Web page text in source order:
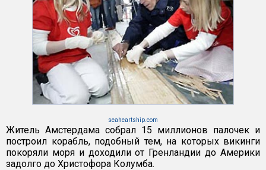
seaheartship.com
Житель Амстердама собрал 15 миллионов палочек и
построил корабль, подобный тем, на которых викинги
покоряли моря и доходили от Гренландии до Америки
задолго до Христофора Колумба.